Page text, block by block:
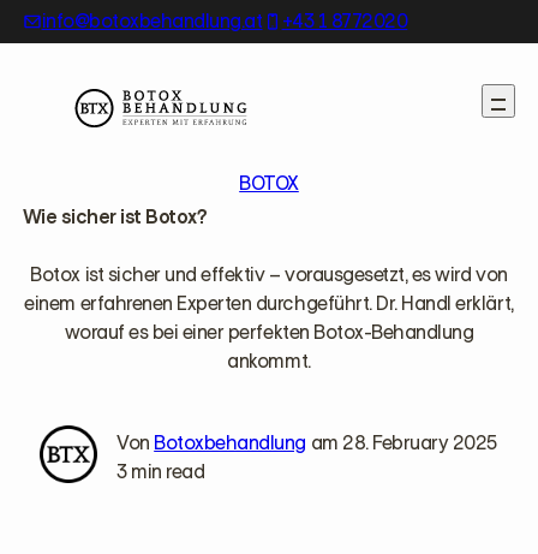
Skip
to
info@botoxbehandlung.at +43 1 8772020
BOTOX
Wie sicher ist Botox?
Botox ist sicher und effektiv – vorausgesetzt, es wird von
einem erfahrenen Experten durchgeführt. Dr. Handl erklärt,
worauf es bei einer perfekten Botox-Behandlung
ankommt.
Von Botoxbehandlung am 28. February 2025
3 min read